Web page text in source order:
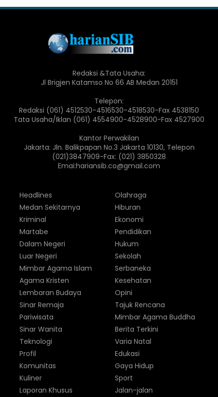
Redaksi &Tata Usaha:
Jl Brigjen Katamso No 66 AB Medan 20151
Telepon:
Redaksi (061) 4512530-4516530-4518530-Fax 4538150
Tata Usaha/Iklan (061) 4554900-4528900-Fax 4527900
Kantor Perwakilan
Jakarta: Jln. Balikpapan No.3 Jakarta 10130, Telepon
(021)3847909-Fax: (021) 3850328
Emai:hariansib.co@gmail.com
Headlines
Medan Sekitarnya
Kriminal
Martabe
Dalam Negeri
Luar Negeri
Olahraga
Hiburan
Ekonomi
Pendidikan
Hukum
Sekolah
Mimbar Agama Islam
Agama Kristen
Lembaran Budaya
Sinar Remaja
Pariwisata
Sinar Wanita
Serbaneka
Kesehatan
Opini
Tajuk Rencana
Mimbar Agama Buddha
Berita Terkini
Teknologi
Profil
Komunitas
Kuliner
Laporan Khusus
Varia Natal
Edukasi
Gaya Hidup
Sport
Jalan-jalan